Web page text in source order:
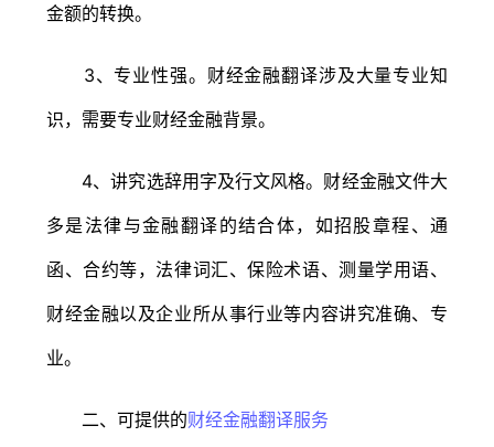
金额的转换。
3、专业性强。财经金融翻译涉及大量专业知
识，需要专业财经金融背景。
4、讲究选辞用字及行文风格。财经金融文件大
多是法律与金融翻译的结合体，如招股章程、通
函、合约等，法律词汇、保险术语、测量学用语、
财经金融以及企业所从事行业等内容讲究准确、专
业。
二、可提供的财经金融翻译服务